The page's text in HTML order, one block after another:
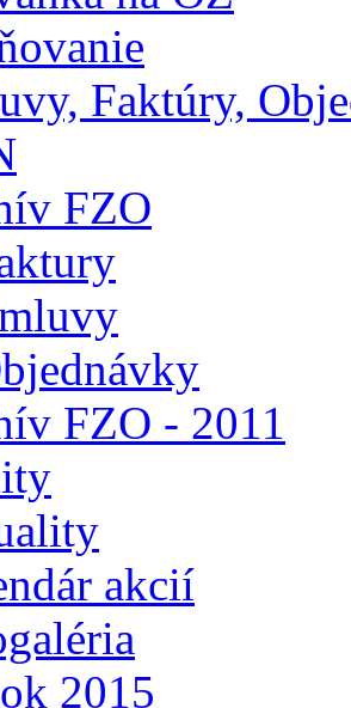
Faktúry,
FZO
FZO - 2011
akcií
2015